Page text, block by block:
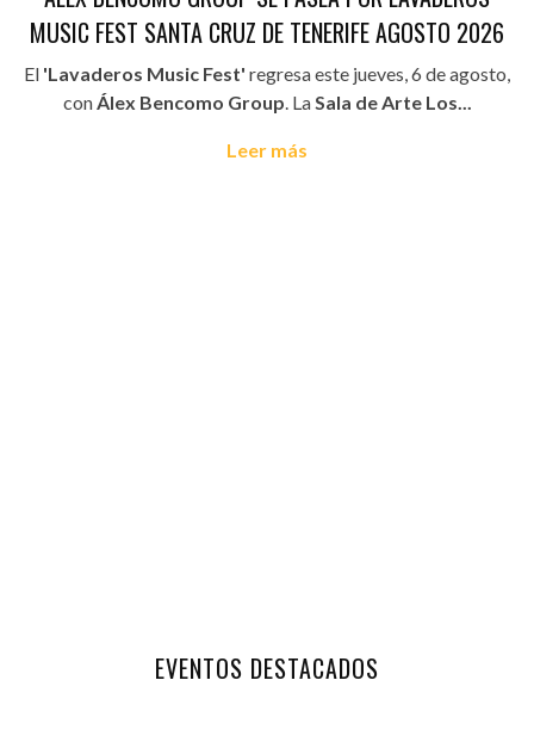
MUSIC FEST SANTA CRUZ DE TENERIFE AGOSTO 2026
El 'Lavaderos Music Fest' regresa este jueves, 6 de agosto,
conÁlex Bencomo Group. LaSala de Arte Los...
Leer más
EVENTOS DESTACADOS